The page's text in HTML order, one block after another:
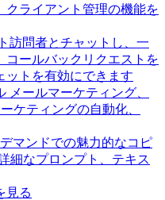
クライアント管理の機能を
訪問者とチャットし、一
コールバックリクエストを
ットを有効にできます
メールマーケティング、
ケティングの自動化、
マンドでの魅力的なコピ
細なプロンプト、テキス
見る